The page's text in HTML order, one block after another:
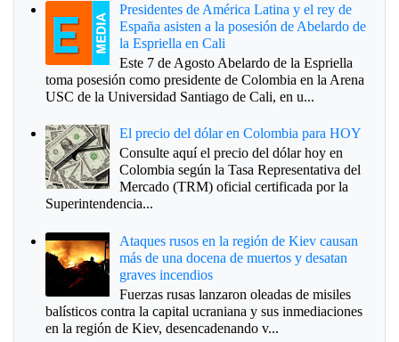
Presidentes de América Latina y el rey de
España asisten a la posesión de Abelardo de
la Espriella en Cali
Este 7 de Agosto Abelardo de la Espriella
toma posesión como presidente de Colombia en la Arena
USC de la Universidad Santiago de Cali, en u...
El precio del dólar en Colombia para HOY
Consulte aquí el precio del dólar hoy en
Colombia según la Tasa Representativa del
Mercado (TRM) oficial certificada por la
Superintendencia...
Ataques rusos en la región de Kiev causan
más de una docena de muertos y desatan
graves incendios
Fuerzas rusas lanzaron oleadas de misiles
balísticos contra la capital ucraniana y sus inmediaciones
en la región de Kiev, desencadenando v...